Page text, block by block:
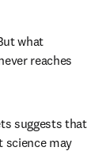
what
reaches
suggests that
may